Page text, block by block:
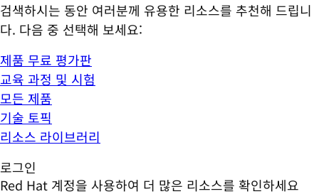
검색하시는 동안 여러분께 유용한 리소스를 추천해 드립니
다. 다음 중 선택해 보세요:
제품 무료 평가판
교육 과정 및 시험
모든 제품
기술 토픽
리소스 라이브러리
로그인
Red Hat 계정을 사용하여 더 많은 리소스를 확인하세요